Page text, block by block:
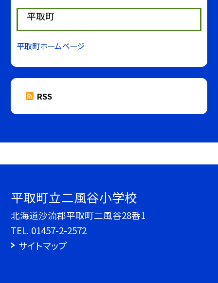
平取町
平取町ホームページ
RSS
平取町立二風谷小学校
北海道沙流郡平取町二風谷28番1
TEL. 01457-2-2572
サイトマップ